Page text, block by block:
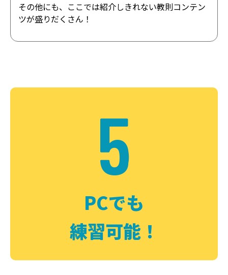
その他にも、ここでは紹介しきれない教則コンテン
ツが盛りだくさん！
5
PCでも
練習可能！